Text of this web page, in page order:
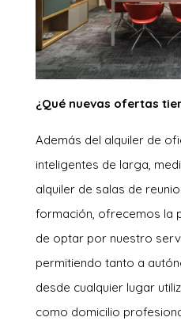
¿Qué nuevas ofertas
Además del alquiler de
inteligentes de larga,
alquiler de salas de
formación, ofrecemos la
de optar por nuestro
permitiendo tanto a
desde cualquier lugar
como domicilio